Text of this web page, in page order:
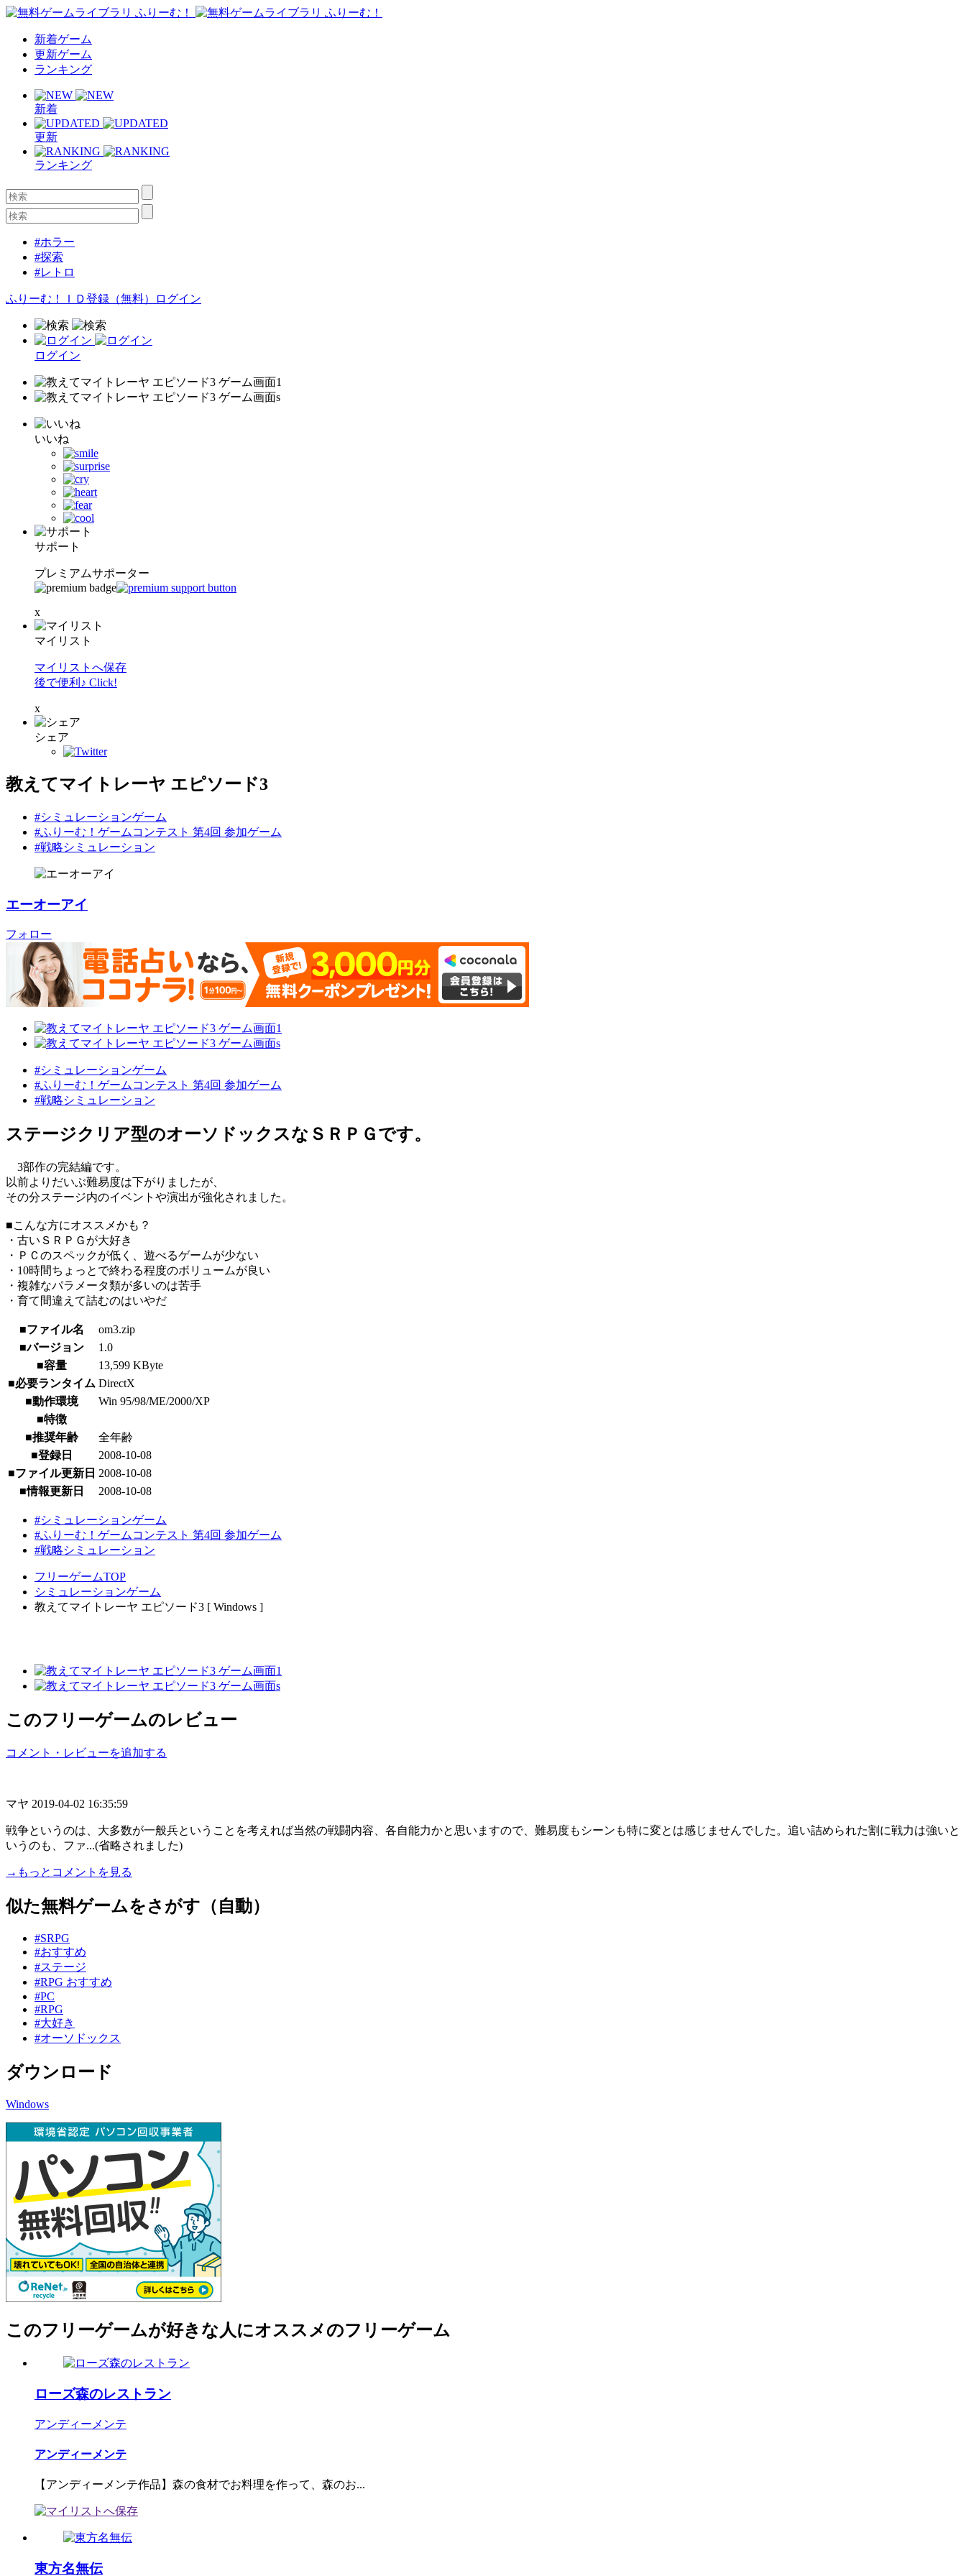
新着ゲーム
更新ゲーム
ランキング
新着
更新
ランキング
#ホラー
#探索
#レトロ
ふりーむ！ＩＤ登録（無料） ログイン
ログイン
いいね
サポート
プレミアムサポーター
x
マイリスト
マイリストへ保存
後で便利♪ Click!
x
シェア
教えてマイトレーヤ エピソード3
#シミュレーションゲーム
#ふりーむ！ゲームコンテスト 第4回 参加ゲーム
#戦略シミュレーション
エーオーアイ
フォロー
#シミュレーションゲーム
#ふりーむ！ゲームコンテスト 第4回 参加ゲーム
#戦略シミュレーション
ステージクリア型のオーソドックスなＳＲＰＧです。
3部作の完結編です。
以前よりだいぶ難易度は下がりましたが、
その分ステージ内のイベントや演出が強化されました。
■こんな方にオススメかも？
・古いＳＲＰＧが大好き
・ＰＣのスペックが低く、遊べるゲームが少ない
・10時間ちょっとで終わる程度のボリュームが良い
・複雑なパラメータ類が多いのは苦手
・育て間違えて詰むのはいやだ
■ファイル名
om3.zip
■バージョン
1.0
■容量
13,599 KByte
■必要ランタイム DirectX
■動作環境
Win 95/98/ME/2000/XP
■特徴
■推奨年齢
全年齢
■登録日
2008-10-08
■ファイル更新日 2008-10-08
■情報更新日
2008-10-08
#シミュレーションゲーム
#ふりーむ！ゲームコンテスト 第4回 参加ゲーム
#戦略シミュレーション
フリーゲームTOP
シミュレーションゲーム
教えてマイトレーヤ エピソード3 [ Windows ]
このフリーゲームのレビュー
コメント・レビューを追加する
マヤ 2019-04-02 16:35:59
戦争というのは、大多数が一般兵ということを考えれば当然の戦闘内容、各自能力かと思いますので、難易度もシーンも特に変とは感じませんでした。追い詰められた割に戦力は強いと
いうのも、ファ...(省略されました)
→もっとコメントを見る
似た無料ゲームをさがす（自動）
#SRPG
#おすすめ
#ステージ
#RPG おすすめ
#PC
#RPG
#大好き
#オーソドックス
ダウンロード
Windows
このフリーゲームが好きな人にオススメのフリーゲーム
ローズ森のレストラン
アンディーメンテ
アンディーメンテ
【アンディーメンテ作品】森の食材でお料理を作って、森のお...
東方名無伝